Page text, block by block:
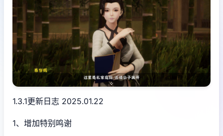
1.3.1更新日志 2025.01.22
1、增加特别鸣谢